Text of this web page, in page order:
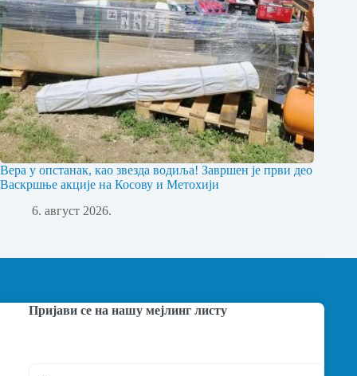
Вера у опстанак, као звезда водиља! Завршен је први део
Васкршње акције на Косову и Метохији
6. август 2026.
Пријави се на нашу мејлинг листу